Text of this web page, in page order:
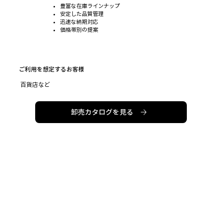
豊富な在庫ラインナップ
安定した品質管理
迅速な納期対応
価格帯別の提案
ご利用を想定するお客様
​百貨店など
卸売カタログを見る